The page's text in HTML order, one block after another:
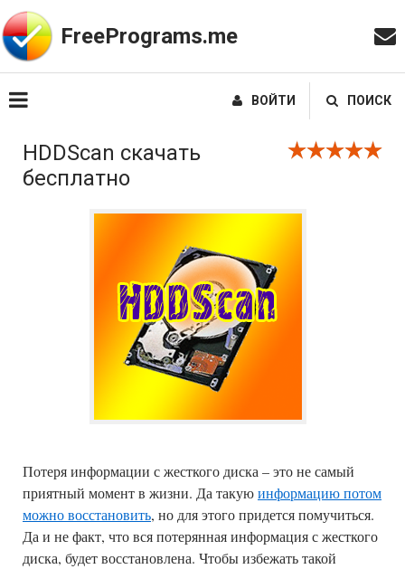
FreePrograms.me
ВОЙТИ ПОИСК
HDDScan скачать
бесплатно
Потеря информации с жесткого диска – это не самый
приятный момент в жизни. Да такуюинформацию потом
можно восстановить, но для этого придется помучиться.
Да и не факт, что вся потерянная информация с жесткого
диска, будет восстановлена. Чтобы избежать такой